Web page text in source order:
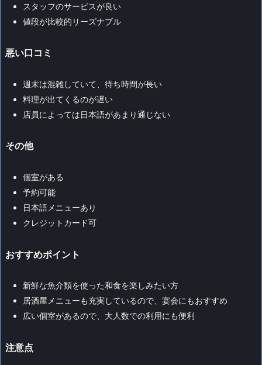
スタッフのサービスが良い
値段が比較的リーズナブル
悪い口コミ
週末は混雑していて、待ち時間が長い
料理が出てくるのが遅い
店員によっては日本語があまり通じない
その他
個室がある
予約可能
日本語メニューあり
クレジットカード可
おすすめポイント
新鮮な魚介類を使った和食を楽しみたい方
居酒屋メニューも充実しているので、宴会にもおすすめ
広い個室があるので、大人数での利用にも便利
注意点